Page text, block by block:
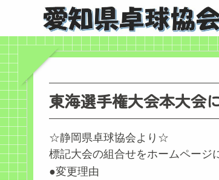
東海選手権大会本大会
☆静岡県卓球協会より☆
標記大会の組合せをホームページ
●変更理由